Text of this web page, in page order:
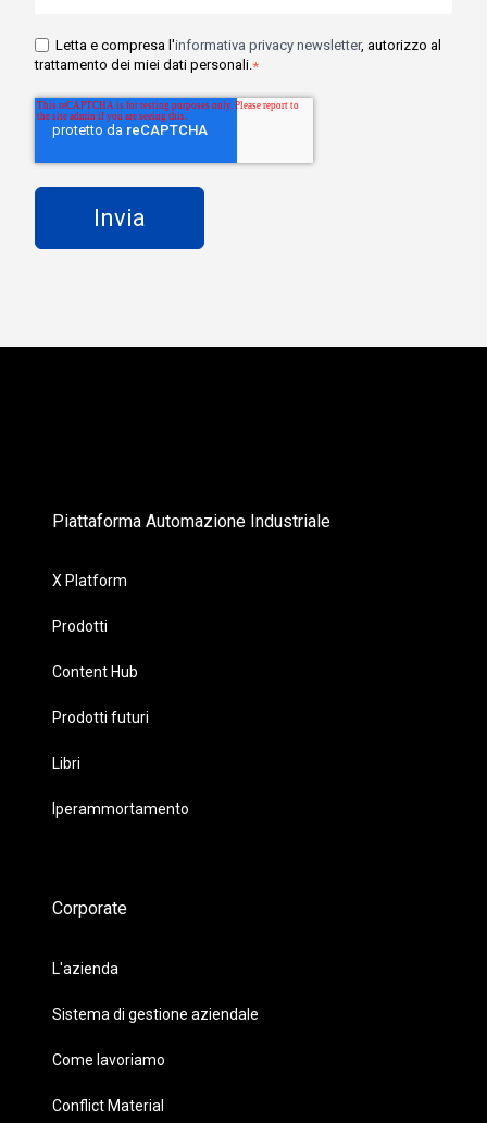
Letta e compresa l'informativa privacy newsletter, autorizzo al
trattamento dei miei dati personali. *
Piattaforma Automazione Industriale
X Platform
Prodotti
Content Hub
Prodotti futuri
Libri
Iperammortamento
Corporate
L'azienda
Sistema di gestione aziendale
Come lavoriamo
Conflict Material